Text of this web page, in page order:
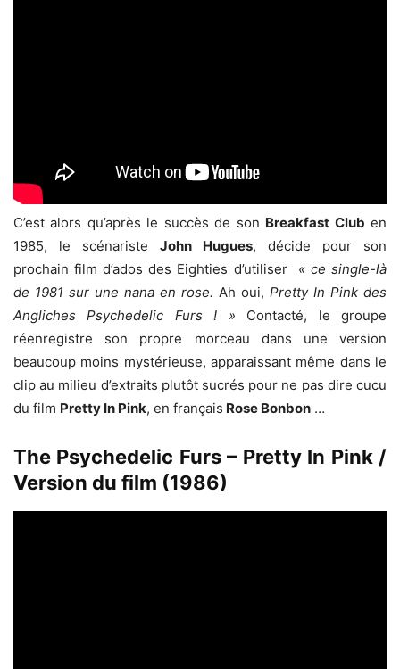
C’est alors qu’après le succès de son Breakfast Club en
1985, le scénariste John Hugues, décide pour son
prochain film d’ados des Eighties d’utiliser
« ce single-là
de 1981 sur une nana en rose. Ah oui, Pretty In Pink des
Angliches Psychedelic Furs ! » Contacté, le groupe
réenregistre son propre morceau dans une version
beaucoup moins mystérieuse, apparaissant même dans le
clip au milieu d’extraits plutôt sucrés pour ne pas dire cucu
du film Pretty In Pink, en français Rose Bonbon …
The Psychedelic Furs – Pretty In Pink /
Version du film (1986)